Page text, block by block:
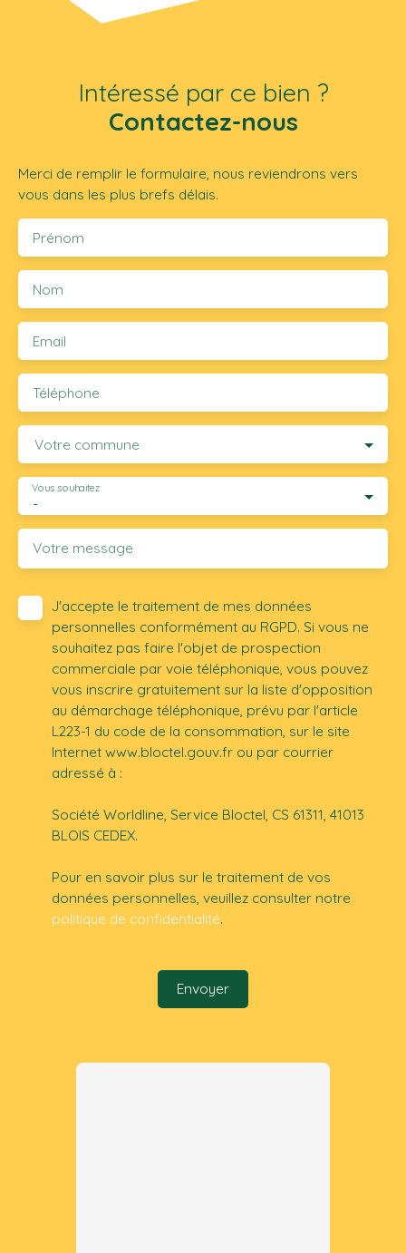
Intéressé par ce bien ?
Contactez-nous
Merci de remplir le formulaire, nous reviendrons vers
vous dans les plus brefs délais.
Prénom
Nom
Email
Téléphone
Votre commune
-
Vous souhaitez
Votre message
J'accepte le traitement de mes données
personnelles conformément au RGPD. Si vous ne
souhaitez pas faire l'objet de prospection
commerciale par voie téléphonique, vous pouvez
vous inscrire gratuitement sur la liste d'opposition
au démarchage téléphonique, prévu par l'article
L223-1 du code de la consommation, sur le site
Internet www.bloctel.gouv.fr ou par courrier
adressé à :
Société Worldline, Service Bloctel, CS 61311, 41013
BLOIS CEDEX.
Pour en savoir plus sur le traitement de vos
données personnelles, veuillez consulter notre
politique de confidentialité.
Envoyer